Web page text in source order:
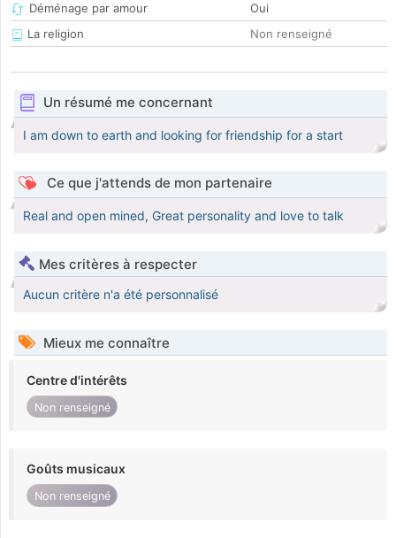
Déménage par amour
Oui
La religion
Non renseigné
Un résumé me concernant
I am down to earth and looking for friendship for a start
Ce que j'attends de mon partenaire
Real and open mined, Great personality and love to talk
Mes critères à respecter
Aucun critère n'a été personnalisé
Mieux me connaître
Centre d'intérêts
Non renseigné
Goûts musicaux
Non renseigné